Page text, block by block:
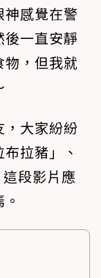
感覺在警
後一直安靜
物，但我就
大家紛紛
拉豬」、
這段影片應